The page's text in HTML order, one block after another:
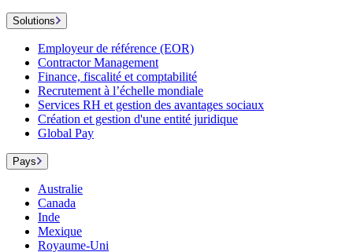
Solutions
Employeur de référence (EOR)
Contractor Management
Finance, fiscalité et comptabilité
Recrutement à l’échelle mondiale
Services RH et gestion des avantages sociaux
Création et gestion d'une entité juridique
Global Pay
Pays
Australie
Canada
Inde
Mexique
Royaume-Uni